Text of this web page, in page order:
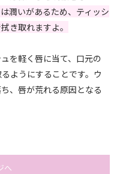
潤いがあるため、ティッシ
き取れますよ。
を軽く唇に当て、口元の
ようにすることです。ウ
、唇が荒れる原因となる
へ